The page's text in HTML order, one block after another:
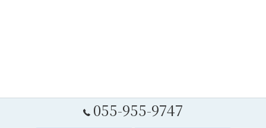
055-955-9747